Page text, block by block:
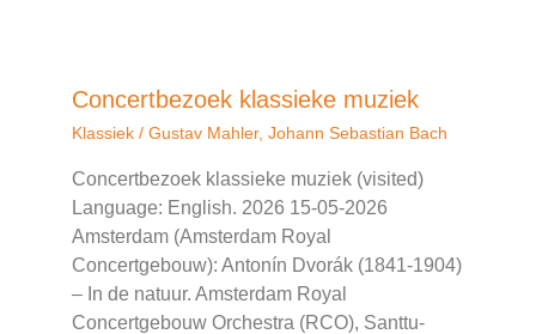
Concertbezoek klassieke muziek
Klassiek / Gustav Mahler, Johann Sebastian Bach
Concertbezoek klassieke muziek (visited)
Language: English. 2026 15-05-2026
Amsterdam (Amsterdam Royal
Concertgebouw): Antonín Dvorák (1841-1904)
– In de natuur. Amsterdam Royal
Concertgebouw Orchestra (RCO), Santtu-